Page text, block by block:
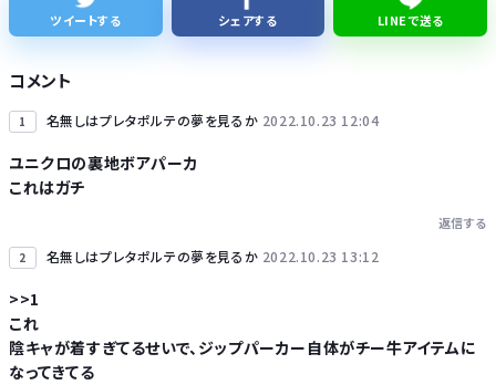
【悲報】ワイが買ったMotorolaのスマホ、ポンコツすぎる
【熊本地震】避難者の食生活、改善急務…調理できず「パン飽き飽き」断水なお３万戸超
Powered by livedoor 相互RSS
ツイートする シェアする LINEで送る
コメント
1 名無しはプレタポルテの夢を見るか 2022.10.23 12:04
ユニクロの裏地ボアパーカ
これはガチ
返信する
2 名無しはプレタポルテの夢を見るか 2022.10.23 13:12
>>1
これ
陰キャが着すぎてるせいで、ジップパーカー自体がチー牛アイテムに
なってきてる